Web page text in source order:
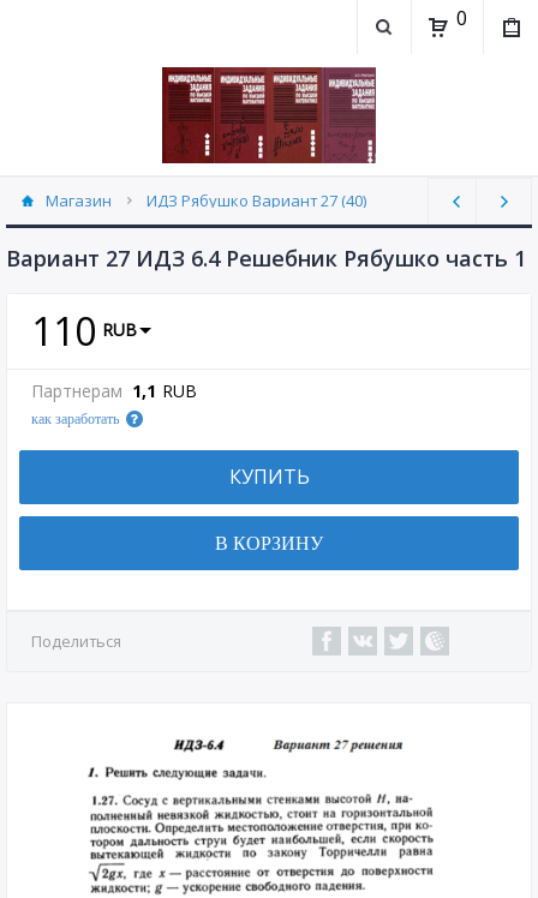
0
Магазин ИДЗ Рябушко Вариант 27 (40)
Вариант 27 ИДЗ 6.4 Решебник Рябушко часть 1
110 RUB
Партнерам 1,1 RUB
как заработать
КУПИТЬ
В КОРЗИНУ
Поделиться